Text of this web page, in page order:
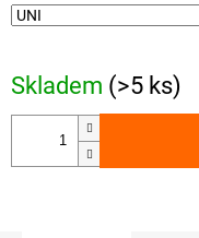
Skladem (>5 ks)